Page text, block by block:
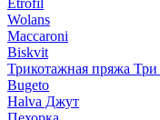
Etrofil
Wolans
Maccaroni
Biskvit
Трикотажная пряжа Три
Bugeto
Halva Джут